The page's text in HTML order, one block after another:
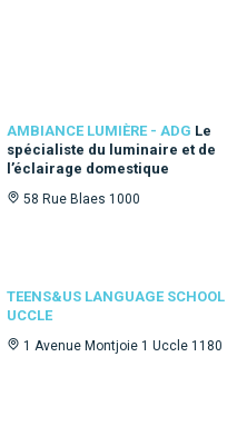
AMBIANCE LUMIÈRE - ADG Le
spécialiste du luminaire et de
l’éclairage domestique
58 Rue Blaes 1000
TEENS&US LANGUAGE SCHOOL
UCCLE
1 Avenue Montjoie 1 Uccle 1180